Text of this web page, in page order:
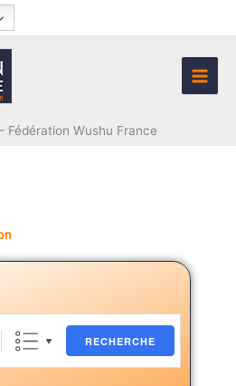
Fédération Wushu France
RECHERCHE